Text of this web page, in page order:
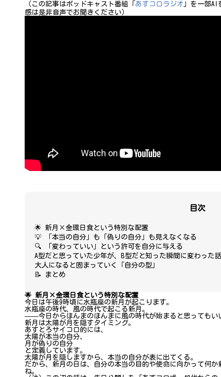
（この記事はポッドキャスト番組「 あすコロラジオ 」を一部
感は是非音声でお聞きください）
目次
🌟 新月×金環日食という特別な配置
💡 「本当の自分」も「偽りの自分」も見えなくなる
🔍 「変わっていい」という許可を自分に与える
A型だと思っていた少年が、B型だと知った瞬間に変わった話
大人になると固まっていく「自分の型」
📝 まとめ
🌟 新月×金環日食という特別な配置
今日は午後9時頃に水瓶座の新月が起こります。
水瓶座の時代、風の時代で起こる新月。
——今日からほんまのほんまに風の時代が始まると思ってもい
新月は太陽が月を隠すタイミング。
あすとろサイコロ的には、
太陽が本当の自分、
月が偽りの自分
と定義しています。
太陽が月を隠しますから、本当の自分が表に出てくる。
だから、新月の日は、自分の本当の目的や使命に向かって何
ね。